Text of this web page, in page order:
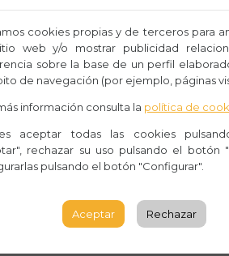
d´altres passen a formar
exposades són
del seu temps, de les
pels seus autors, així
culturals. Perquè
ara o d´aquí a uns anys,
aquells objectes que
del Museu.
cookies propias y de terceros para
web y/o mostrar publicidad
sobre la base de un perfil
de navegación (por ejemplo, páginas
información consulta la política de
aceptar todas las cookies
rechazar su uso pulsando el botón
pulsando el botón "Configurar".
Aceptar Rechazar